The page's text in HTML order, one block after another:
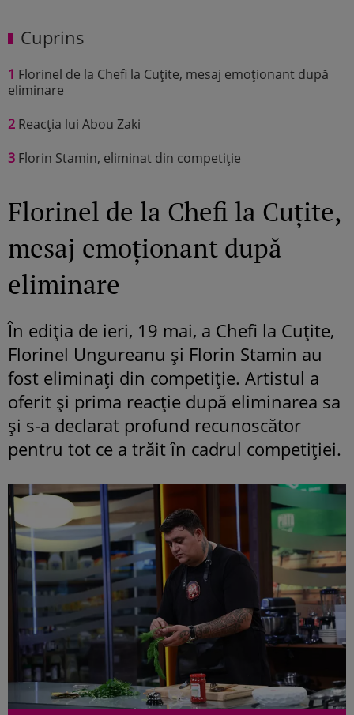
Cuprins
1 Florinel de la Chefi la Cuțite, mesaj emoționant după
eliminare
2 Reacția lui Abou Zaki
3 Florin Stamin, eliminat din competiție
Florinel de la Chefi la Cuțite,
mesaj emoționant după
eliminare
În ediția de ieri, 19 mai, a Chefi la Cuțite,
Florinel Ungureanu și Florin Stamin au
fost eliminați din competiție. Artistul a
oferit și prima reacție după eliminarea sa
și s-a declarat profund recunoscător
pentru tot ce a trăit în cadrul competiției.